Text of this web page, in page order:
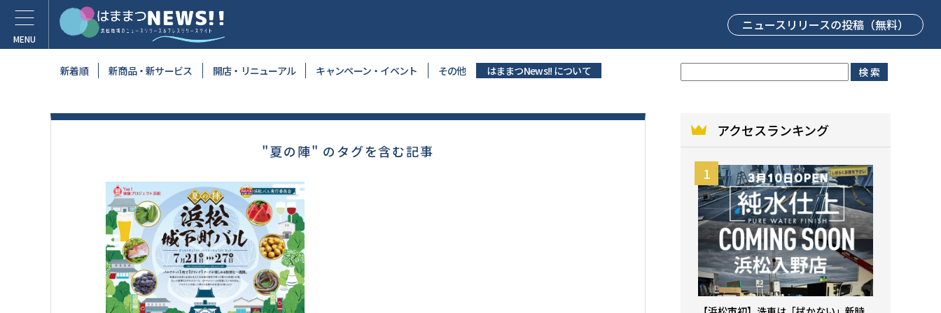
ニュースリリースの投稿（無料）
新着順 新商品・新サービス 開店・リニューアル キャンペーン・イベント その他 はままつNews!! について
"夏の陣" のタグを含む記事
アクセスランキング